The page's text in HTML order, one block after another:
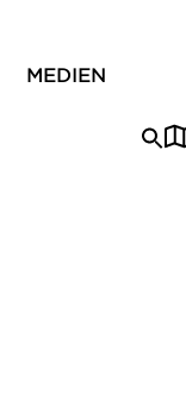
MEDIEN